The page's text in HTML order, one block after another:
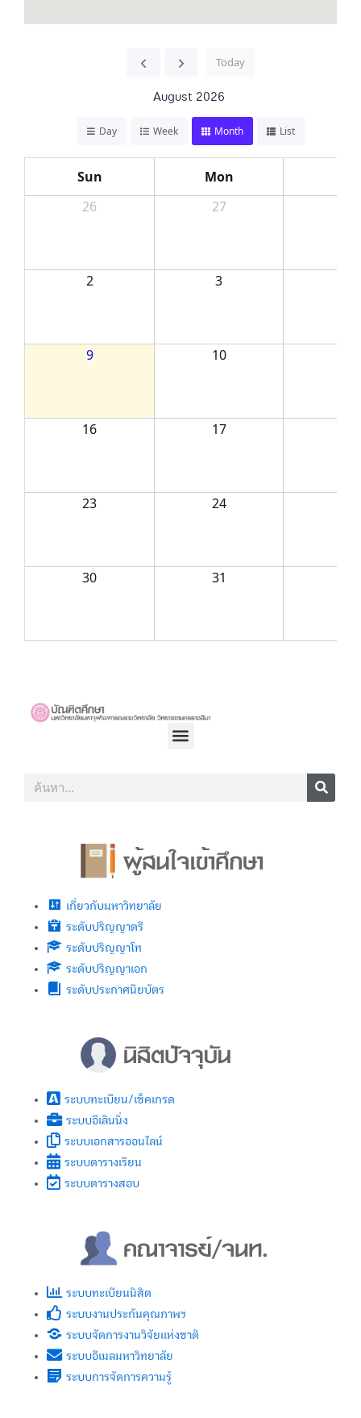
Today
August 2026
Day Week Month List
Sun Mon
26
27
2 3
9 10
16 17
23 24
30 31
Menu
Search Search
เกี่ยวกับมหาวิทยาลัย
ระดับปริญญาตรี
ระดับปริญญาโท
ระดับปริญญาเอก
ระดับประกาศนียบัตร
ระบบทะเบียน/เช็คเกรด
ระบบอีเลินนิ่ง
ระบบเอกสารออนไลน์
ระบบตารางเรียน
ระบบตารางสอบ
ระบบทะเบียนนิสิต
ระบบงานประกันคุณภาพฯ
ระบบจัดการงานวิจัยแห่งชาติ
ระบบอีเมลมหาวิทยาลัย
ระบบการจัดการความรู้